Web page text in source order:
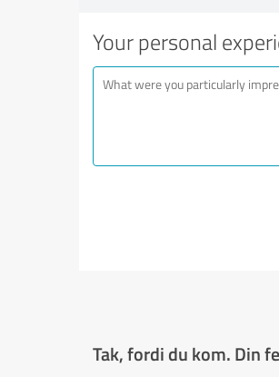
Your personal
Tak, fordi du kom. Din